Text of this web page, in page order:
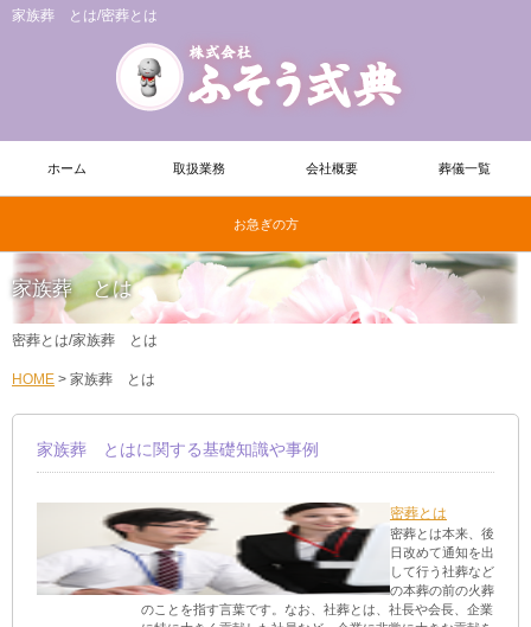
家族葬 とは/密葬とは
ホーム 取扱業務 会社概要 葬儀一覧
お急ぎの方
家族葬 とは
密葬とは/家族葬 とは
HOME > 家族葬 とは
家族葬 とはに関する基礎知識や事例
密葬とは
密葬とは本来、後
日改めて通知を出
して行う社葬など
の本葬の前の火葬
のことを指す言葉です。なお、社葬とは、社長や会長、企業